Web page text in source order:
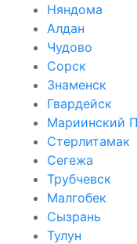
Няндома
Алдан
Чудово
Сорск
Знаменск
Гвардейск
Мариинский
Стерлитамак
Сегежа
Трубчевск
Малгобек
Сызрань
Тулун